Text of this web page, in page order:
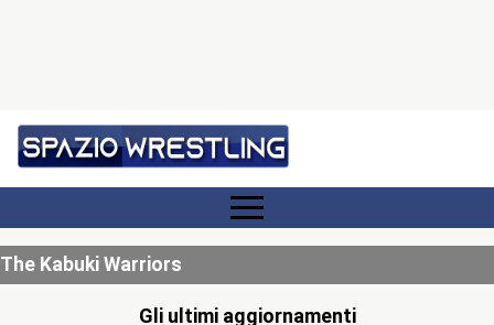
The Kabuki Warriors
Gli ultimi aggiornamenti